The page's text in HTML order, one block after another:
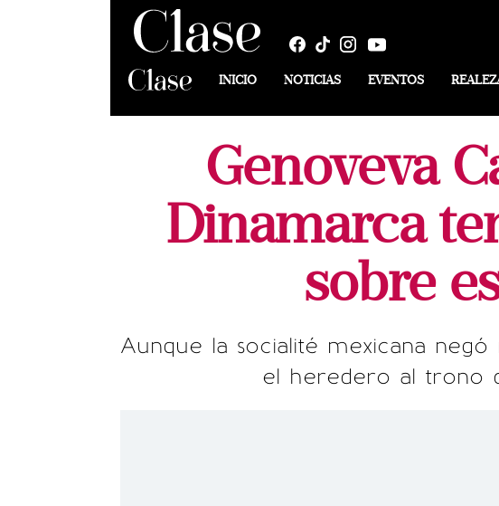
INICIO NOTICIAS EVENTOS
Genoveva
Dinamarca
sobre
Aunque la socialité mexicana
el heredero al trono